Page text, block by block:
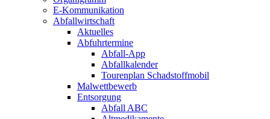
E-Kommunikation
Abfallwirtschaft
Aktuelles
Abfuhrtermine
Abfall-App
Abfallkalender
Tourenplan Schadstoffmobil
Malwettbewerb
Entsorgung
Abfall ABC